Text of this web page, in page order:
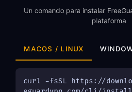
Un comando para instalar
plataforma
MACOS / LINUX
curl -fsSL https://